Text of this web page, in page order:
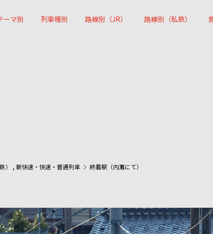
ーマ別 列車種別 路線別（JR） 路線別（私鉄）
） , 新快速・快速・普通列車 終着駅（内灘にて）